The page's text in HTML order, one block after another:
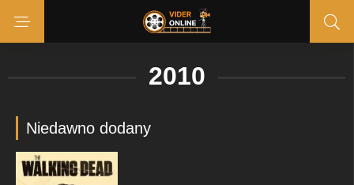
2010
Niedawno dodany